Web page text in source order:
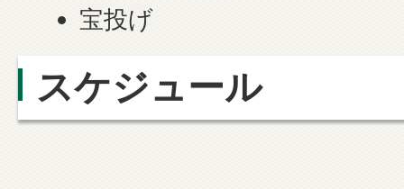
宝投げ
スケジュール